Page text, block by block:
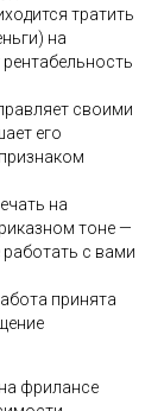
тратить
на
своими
его
на
тоне —
с вами
принята
фрилансе